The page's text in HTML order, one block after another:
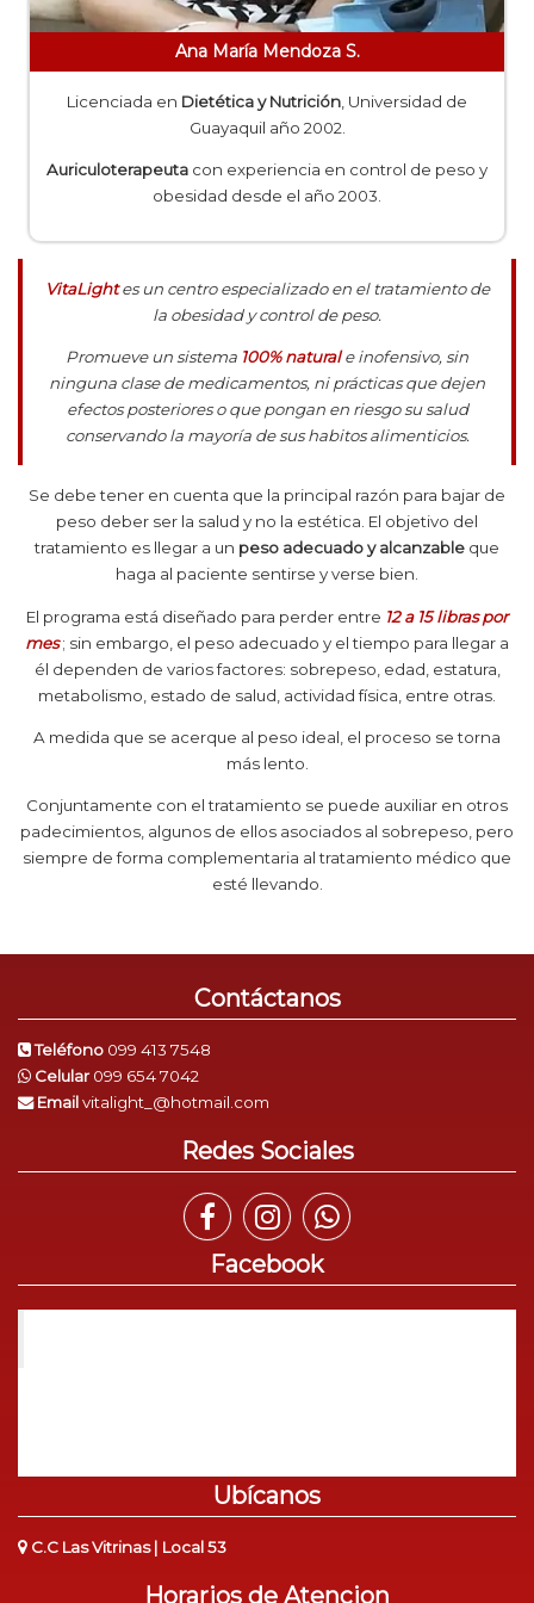
Ana María Mendoza S.
Licenciada en Dietética y Nutrición , Universidad de
Guayaquil año 2002.
Auriculoterapeuta con experiencia en control de peso y
obesidad desde el año 2003.
VitaLightes un centro especializado en el tratamiento de
la obesidad y control de peso.
Promueve un sistema 100% naturale inofensivo, sin
ninguna clase de medicamentos, ni prácticas que dejen
efectos posteriores o que pongan en riesgo su salud
conservando la mayoría de sus habitos alimenticios.
Se debe tener en cuenta que la principal razón para bajar de
peso deber ser la salud y no la estética. El objetivo del
tratamiento es llegar a un peso adecuado y alcanzable que
haga al paciente sentirse y verse bien.
El programa está diseñado para perder entre 12 a 15 libras por
mes; sin embargo, el peso adecuado y el tiempo para llegar a
él dependen de varios factores: sobrepeso, edad, estatura,
metabolismo, estado de salud, actividad física, entre otras.
A medida que se acerque al peso ideal, el proceso se torna
más lento.
Conjuntamente con el tratamiento se puede auxiliar en otros
padecimientos, algunos de ellos asociados al sobrepeso, pero
siempre de forma complementaria al tratamiento médico que
esté llevando.
Contáctanos
Teléfono 099 413 7548
Celular 099 654 7042
Emailvitalight_@hotmail.com
Redes Sociales
Facebook
Ubícanos
C.C Las Vitrinas | Local 53
Horarios de Atencion